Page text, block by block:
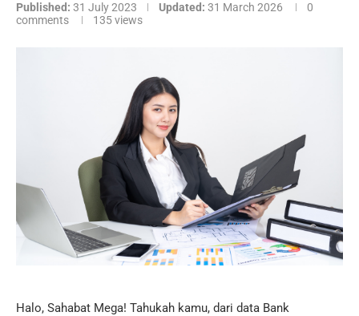
Published: 31 July 2023 Updated: 31 March 2026
0
comments
135views
Halo, Sahabat Mega! Tahukah kamu, dari data Bank